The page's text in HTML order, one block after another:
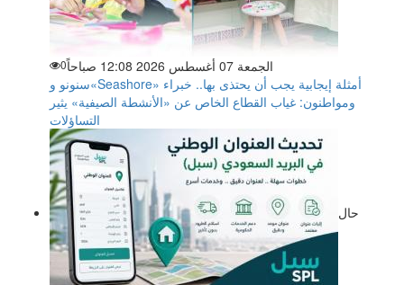
الجمعة 07 أغسطس 2026 12:08 صباحاً 0
سنونو و«Seashore» أمثلة إيجابية يجب أن يحتذى بها.. خبراء
ومواطنون: غياب القطاع الخاص عن «الأنشطة الصيفية» يثير
التساؤلات
حال